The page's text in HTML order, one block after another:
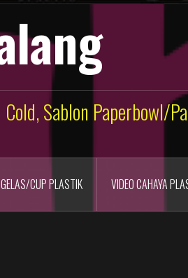
Sablon Paperbowl/
CUP PLASTIK VIDEO CAHAYA